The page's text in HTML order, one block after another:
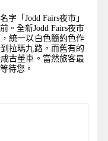
「Jodd Fairs夜市」
。全新Jodd Fairs夜市
統一以白色簡約色作
拉瑪九路。而舊有的
古董車。當然旅客最
待您。